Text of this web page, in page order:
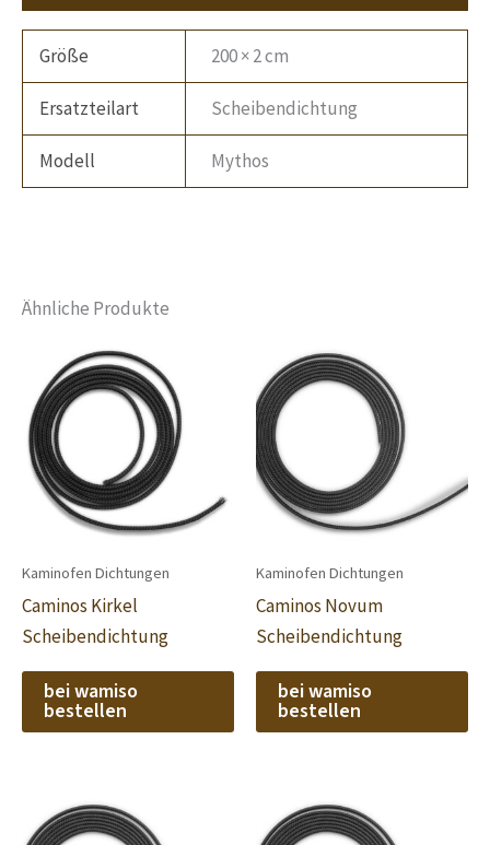
Größe 200 × 2 cm
Ersatzteilart Scheibendichtung
Modell Mythos
Ähnliche Produkte
Kaminofen Dichtungen
Caminos Kirkel
Scheibendichtung
bei wamiso
bestellen
Kaminofen Dichtungen
Caminos Novum
Scheibendichtung
bei wamiso
bestellen